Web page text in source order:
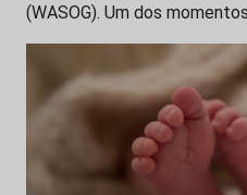
(WASOG). Um dos